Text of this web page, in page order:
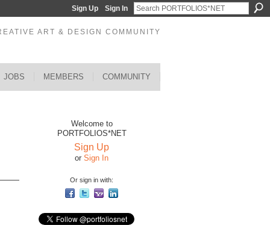
Sign Up Sign In
ART & DESIGN COMMUNITY
JOBS MEMBERS COMMUNITY
Welcome to
PORTFOLIOS*NET
Sign Up
or Sign In
Or sign in with: